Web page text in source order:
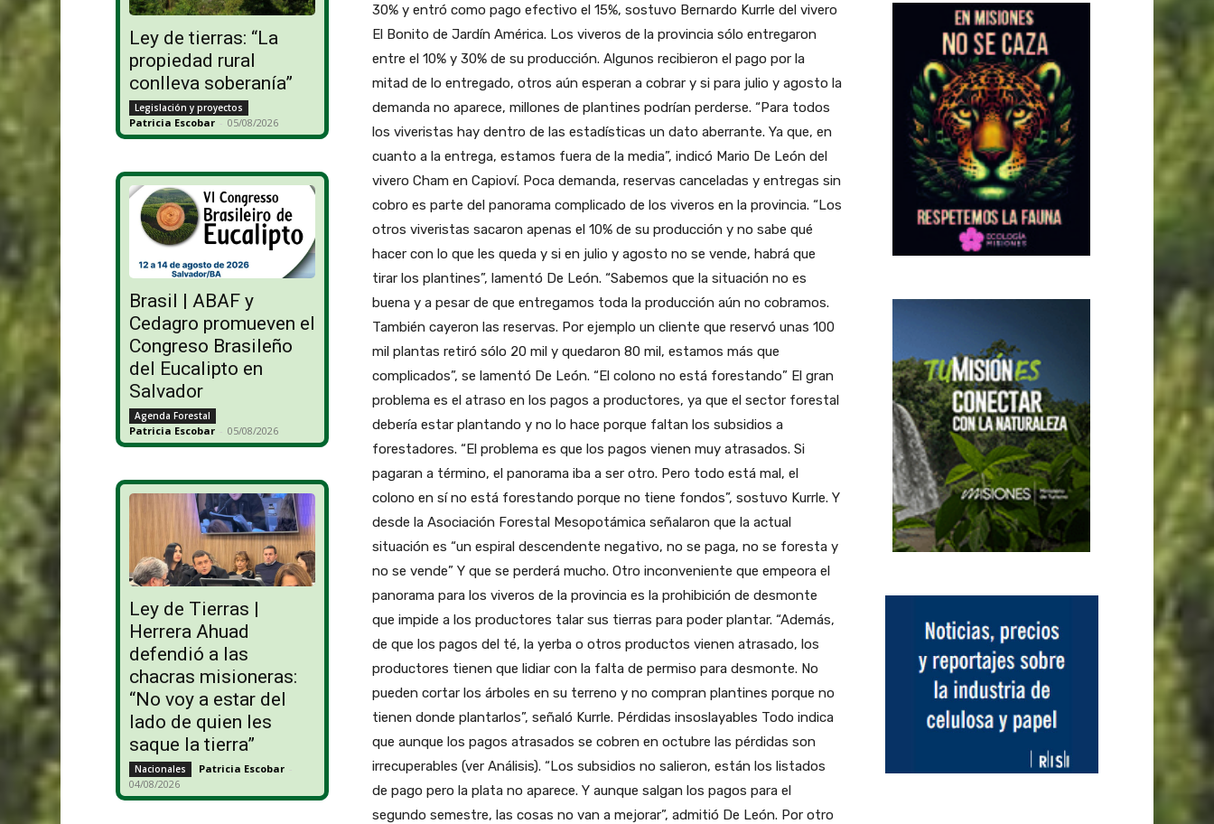
Ley de tierras: “La
propiedad rural
conlleva soberanía”
Legislación y proyectos
Patricia Escobar - 05/08/2026
Brasil | ABAF y
Cedagro promueven el
Congreso Brasileño
del Eucalipto en
Salvador
Agenda Forestal
Patricia Escobar - 05/08/2026
Ley de Tierras |
Herrera Ahuad
defendió a las
chacras misioneras:
“No voy a estar del
lado de quien les
saque la tierra”
Nacionales Patricia Escobar -
04/08/2026
30% y entró como pago efectivo el 15%, sostuvo Bernardo Kurrle del vivero
El Bonito de Jardín América. Los viveros de la provincia sólo entregaron
entre el 10% y 30% de su producción. Algunos recibieron el pago por la
mitad de lo entregado, otros aún esperan a cobrar y si para julio y agosto la
demanda no aparece, millones de plantines podrían perderse. “Para todos
los viveristas hay dentro de las estadísticas un dato aberrante. Ya que, en
cuanto a la entrega, estamos fuera de la media”, indicó Mario De León del
vivero Cham en Capioví. Poca demanda, reservas canceladas y entregas sin
cobro es parte del panorama complicado de los viveros en la provincia. “Los
otros viveristas sacaron apenas el 10% de su producción y no sabe qué
hacer con lo que les queda y si en julio y agosto no se vende, habrá que
tirar los plantines”, lamentó De León. “Sabemos que la situación no es
buena y a pesar de que entregamos toda la producción aún no cobramos.
También cayeron las reservas. Por ejemplo un cliente que reservó unas 100
mil plantas retiró sólo 20 mil y quedaron 80 mil, estamos más que
complicados”, se lamentó De León. “El colono no está forestando” El gran
problema es el atraso en los pagos a productores, ya que el sector forestal
debería estar plantando y no lo hace porque faltan los subsidios a
forestadores. “El problema es que los pagos vienen muy atrasados. Si
pagaran a término, el panorama iba a ser otro. Pero todo está mal, el
colono en sí no está forestando porque no tiene fondos”, sostuvo Kurrle. Y
desde la Asociación Forestal Mesopotámica señalaron que la actual
situación es “un espiral descendente negativo, no se paga, no se foresta y
no se vende” Y que se perderá mucho. Otro inconveniente que empeora el
panorama para los viveros de la provincia es la prohibición de desmonte
que impide a los productores talar sus tierras para poder plantar. “Además,
de que los pagos del té, la yerba o otros productos vienen atrasado, los
productores tienen que lidiar con la falta de permiso para desmonte. No
pueden cortar los árboles en su terreno y no compran plantines porque no
tienen donde plantarlos”, señaló Kurrle. Pérdidas insoslayables Todo indica
que aunque los pagos atrasados se cobren en octubre las pérdidas son
irrecuperables (ver Análisis). “Los subsidios no salieron, están los listados
de pago pero la plata no aparece. Y aunque salgan los pagos para el
segundo semestre, las cosas no van a mejorar”, admitió De León. Por otro